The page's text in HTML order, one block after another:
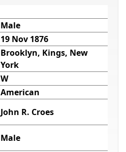
Male
19 Nov 1876
Brooklyn, Kings, New
York
W
American
John R. Croes
Male